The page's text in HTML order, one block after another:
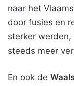
naar het
door fusies en
sterker
steeds meer
En ook de